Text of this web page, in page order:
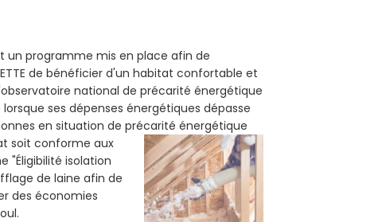
un programme mis en place afin de
de bénéficier d'un habitat confortable et
national de précarité énergétique
ses dépenses énergétiques dépasse
en situation de précarité énergétique
soit conforme aux
"Éligibilité isolation
de laine afin de
des économies